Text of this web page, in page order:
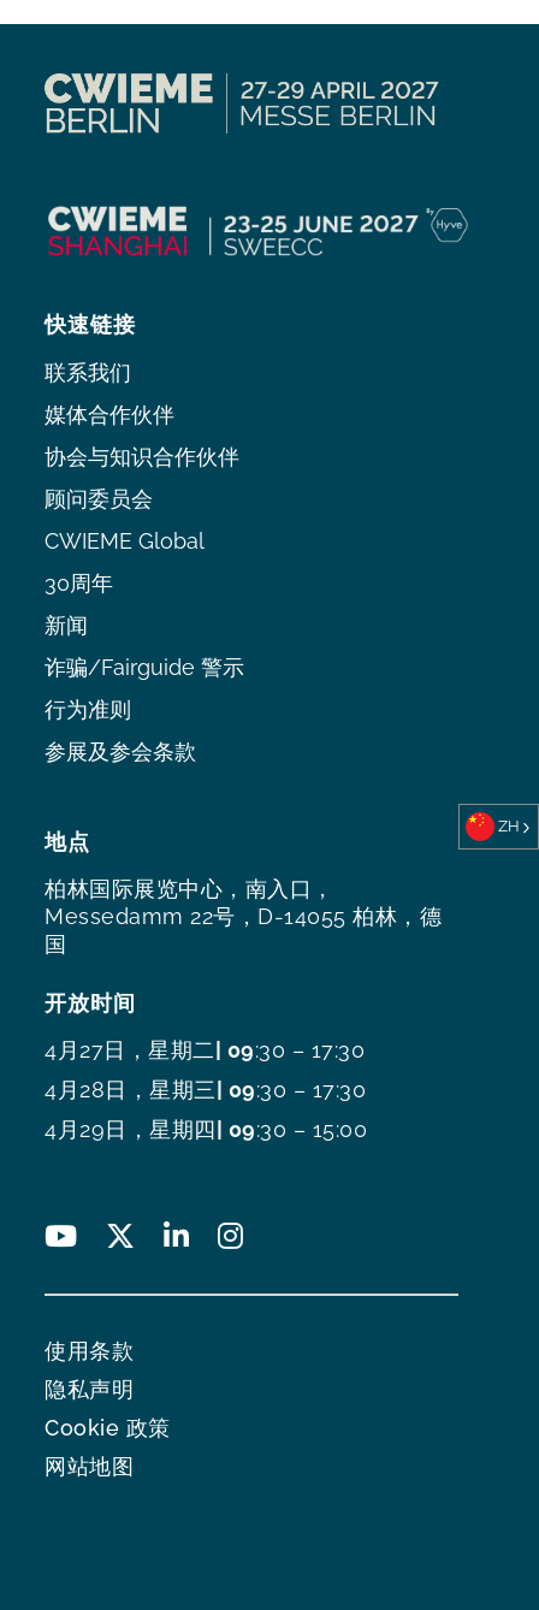
地点
柏林国际展览中心，南入口，
Messedamm 22号，D-14055 柏林，德
国
开放时间
4月27日，星期二| 09:30 – 17:30
4月28日，星期三| 09:30 – 17:30
4月29日，星期四| 09:30 – 15:00
快速链接
联系我们
媒体合作伙伴
协会与知识合作伙伴
顾问委员会
CWIEME Global
30周年
新闻
诈骗/Fairguide 警示
行为准则
参展及参会条款
使用条款
隐私声明
Cookie 政策
网站地图
ZH